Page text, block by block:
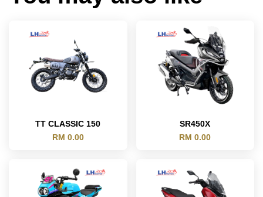
TT CLASSIC 150
RM 0.00
SR450X
RM 0.00